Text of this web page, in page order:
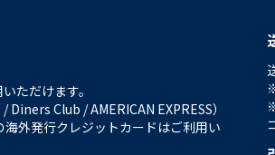
ただけます。
/ Diners Club / AMERICAN EXPRESS）
外発行クレジットカードはご利用い